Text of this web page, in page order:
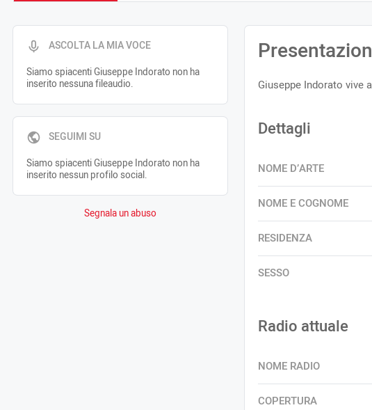
ASCOLTA LA MIA VOCE
Siamo spiacenti Giuseppe Indorato non ha
inserito nessuna fileaudio.
SEGUIMI SU
Siamo spiacenti Giuseppe Indorato non ha
inserito nessun profilo social.
Segnala un abuso
Giuseppe Indorato vive
Dettagli
NOME D’ARTE
NOME E COGNOME
RESIDENZA
SESSO
Radio attuale
NOME RADIO
COPERTURA